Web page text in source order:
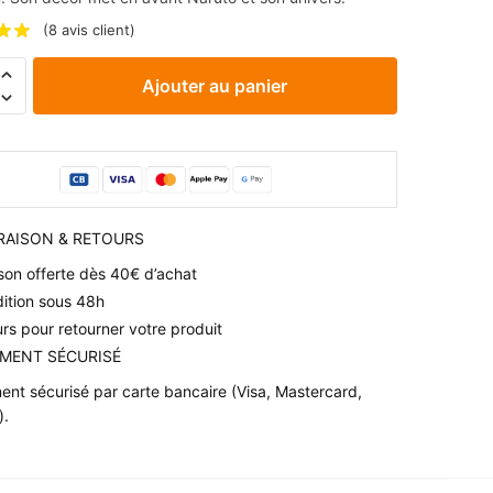
(8 avis client)
Ajouter au panier
& RETOURS
offerte dès 40€ d’achat
sous 48h
pour retourner votre produit
SÉCURISÉ
sécurisé par carte bancaire (Visa, Mastercard,